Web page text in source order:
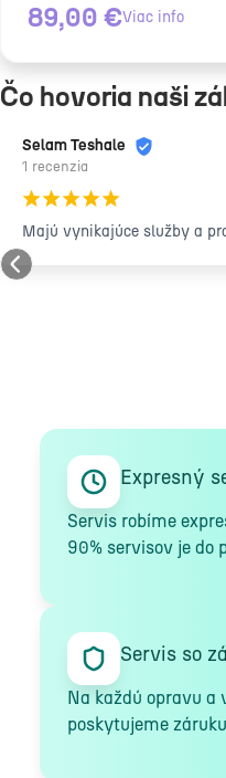
89,00 €Viac info
Čo hovoria naši
Владислав Киян
2 recenzie
¡¡¡¡¡
V poslednej dobe sa mi
vyčistení som videl 300
Chcel by som tiež
Expresný
Servis robíme
90% servisov je do
Servis so
Na každú opravu a
poskytujeme